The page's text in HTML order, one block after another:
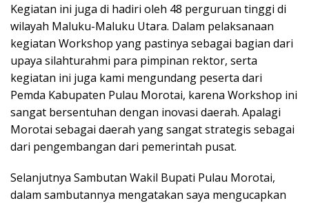
Kegiatan ini juga di hadiri oleh 48 perguruan tinggi di
wilayah Maluku-Maluku Utara. Dalam pelaksanaan
kegiatan Workshop yang pastinya sebagai bagian dari
upaya silahturahmi para pimpinan rektor, serta
kegiatan ini juga kami mengundang peserta dari
Pemda Kabupaten Pulau Morotai, karena Workshop ini
sangat bersentuhan dengan inovasi daerah. Apalagi
Morotai sebagai daerah yang sangat strategis sebagai
dari pengembangan dari pemerintah pusat.
Selanjutnya Sambutan Wakil Bupati Pulau Morotai,
dalam sambutannya mengatakan saya mengucapkan